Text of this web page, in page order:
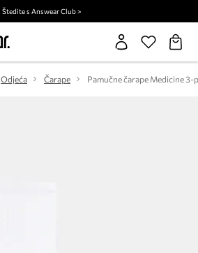
Štedite s Answear Club >
Odjeća Čarape Pamučne čarape Medicine 3-